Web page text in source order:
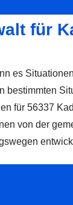
für
es
bestimmten
für 56337
von der